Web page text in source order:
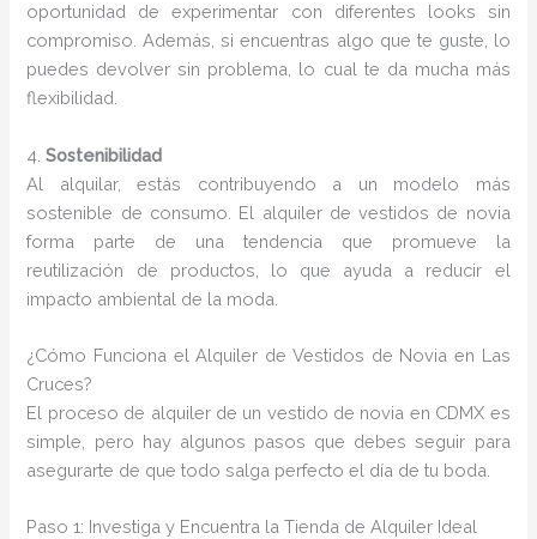
oportunidad de experimentar con diferentes looks sin
compromiso. Además, si encuentras algo que te guste, lo
puedes devolver sin problema, lo cual te da mucha más
flexibilidad.
4.Sostenibilidad
Al alquilar, estás contribuyendo a un modelo más
sostenible de consumo. El alquiler de vestidos de novia
forma parte de una tendencia que promueve la
reutilización de productos, lo que ayuda a reducir el
impacto ambiental de la moda.
¿Cómo Funciona el Alquiler de Vestidos de Novia en Las
Cruces?
El proceso de alquiler de un vestido de novia en CDMX es
simple, pero hay algunos pasos que debes seguir para
asegurarte de que todo salga perfecto el día de tu boda.
Paso 1: Investiga y Encuentra la Tienda de Alquiler Ideal